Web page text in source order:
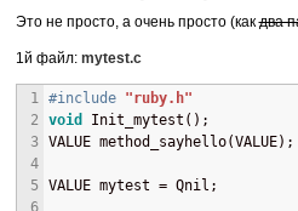
Это не просто, а очень просто (какдва
1й файл: mytest.c
1
2
3
4
5
6
#include
"ruby.h"
void
Init_mytest();
VALUE method_sayhello(VALUE);
VALUE mytest = Qnil;